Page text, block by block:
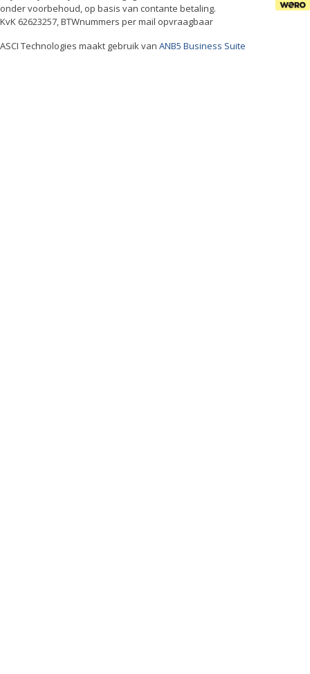
onder voorbehoud, op basis van contante betaling.
KvK 62623257, BTWnummers per mail opvraagbaar
ASCI Technologies maakt gebruik van ANB5 Business Suite